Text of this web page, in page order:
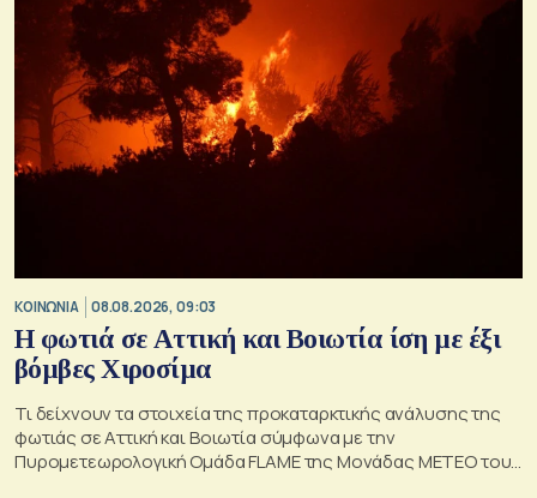
ΚΟΙΝΩΝΙΑ 08.08.2026, 09:03
Η φωτιά σε Αττική και Βοιωτία ίση με έξι
βόμβες Χιροσίμα
Τι δείχνουν τα στοιχεία της προκαταρκτικής ανάλυσης της
φωτιάς σε Αττική και Βοιωτία σύμφωνα με την
Πυρομετεωρολογική Ομάδα FLAME της Μονάδας ΜΕΤΕΟ του